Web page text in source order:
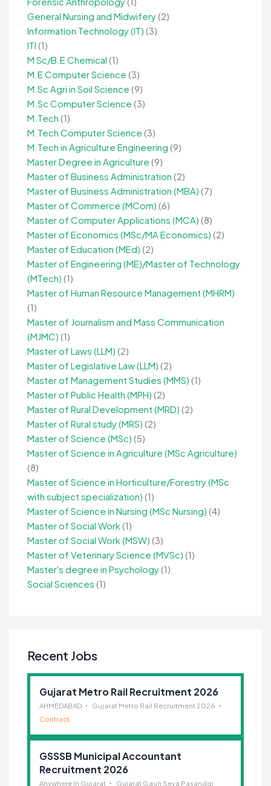
General Nursing and Midwifery (2)
Information Technology (IT) (3)
ITI (1)
M Sc/B.E Chemical (1)
M.E Computer Science (3)
M.Sc Agri in Soil Science (9)
M.Sc Computer Science (3)
M.Tech (1)
M.Tech Computer Science (3)
M.Tech in Agriculture Engineering (9)
Master Degree in Agriculture (9)
Master of Business Administration (2)
Master of Business Administration (MBA) (7)
Master of Commerce (MCom) (6)
Master of Computer Applications (MCA) (8)
Master of Economics (MSc/MA Economics) (2)
Master of Education (MEd) (2)
Master of Engineering (ME)/Master of Technology
(MTech) (1)
Master of Human Resource Management (MHRM)
(1)
Master of Journalism and Mass Communication
(MJMC) (1)
Master of Laws (LLM) (2)
Master of Legislative Law (LLM) (2)
Master of Management Studies (MMS) (1)
Master of Public Health (MPH) (2)
Master of Rural Development (MRD) (2)
Master of Rural study (MRS) (2)
Master of Science (MSc) (5)
Master of Science in Agriculture (MSc Agriculture)
(8)
Master of Science in Horticulture/Forestry (MSc
with subject specialization) (1)
Master of Science in Nursing (MSc Nursing) (4)
Master of Social Work (1)
Master of Social Work (MSW) (3)
Master of Veterinary Science (MVSc) (1)
Master's degree in Psychology (1)
Social Sciences (1)
Recent Jobs
Gujarat Metro Rail Recruitment 2026
AHMEDABAD
Gujarat Metro Rail Recruitment 2026
Contract
GSSSB Municipal Accountant
Recruitment 2026
Anywhere In Gujarat
Gujarat Gaun Seva Pasandgi